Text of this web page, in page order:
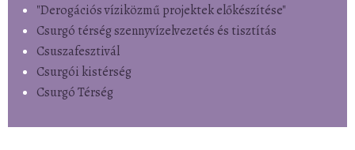
"Derogációs víziközmű projektek előkészítése"
Csurgó térség szennyvízelvezetés és tisztítás
Csuszafesztivál
Csurgói kistérség
Csurgó Térség